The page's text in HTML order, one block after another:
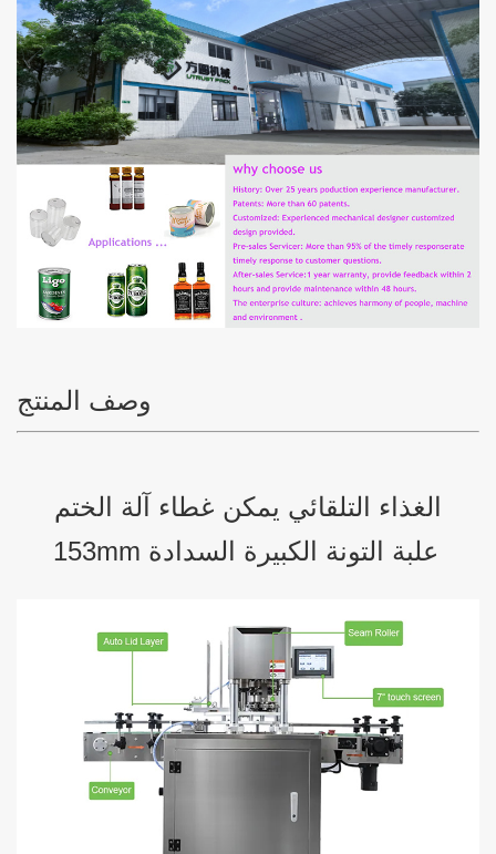
وصف المنتج
الغذاء التلقائي يمكن غطاء آلة الختم
153mm علبة التونة الكبيرة السدادة